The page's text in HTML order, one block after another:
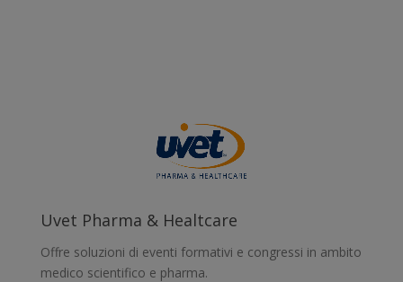
Uvet Pharma & Healtcare
Offre soluzioni di eventi formativi e congressi in ambito
medico scientifico e pharma.